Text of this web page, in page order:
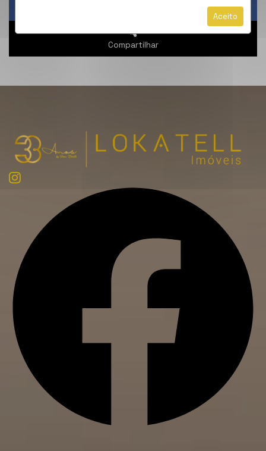
Aceito
Compartilhar